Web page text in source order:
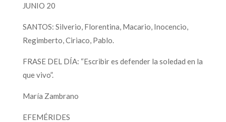
JUNIO 20
SANTOS: Silverio, Florentina, Macario, Inocencio,
Regimberto, Ciriaco, Pablo.
FRASE DEL DÍA: “Escribir es defender la soledad en la
que vivo”.
María Zambrano
EFEMÉRIDES